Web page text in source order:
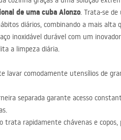
de uma cuba Alonzo. Trata-se
diários, combinando a mais alta
inoxidável durável com um
a limpeza diária.
lavar comodamente utensílios de
separada garante acesso
trata rapidamente chávenas e copos,